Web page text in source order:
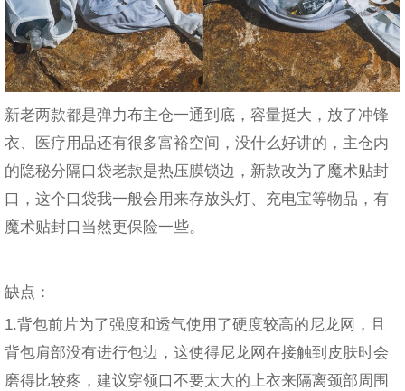
新老两款都是弹力布主仓一通到底，容量挺大，放了冲锋
衣、医疗用品还有很多富裕空间，没什么好讲的，主仓内
的隐秘分隔口袋老款是热压膜锁边，新款改为了魔术贴封
口，这个口袋我一般会用来存放头灯、充电宝等物品，有
魔术贴封口当然更保险一些。
缺点：
1.背包前片为了强度和透气使用了硬度较高的尼龙网，且
背包肩部没有进行包边，这使得尼龙网在接触到皮肤时会
磨得比较疼，建议穿领口不要太大的上衣来隔离颈部周围